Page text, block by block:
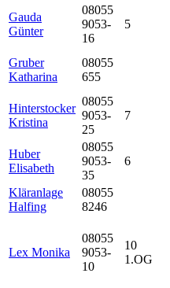
Gauda
Günter
08055
9053-
16
5
Gruber
Katharina
08055
655
Hinterstocker
Kristina
08055
9053-
25
7
Huber
Elisabeth
08055
9053-
35
6
Kläranlage
Halfing
08055
8246
Lex Monika
08055
9053-
10
10
1.OG